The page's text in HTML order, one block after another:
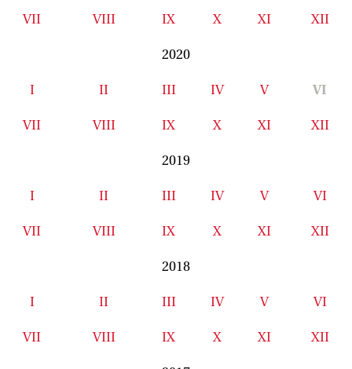
VII VIII IX X XI XII
2020
I II III IV V VI
VII VIII IX X XI XII
2019
I II III IV V VI
VII VIII IX X XI XII
2018
I II III IV V VI
VII VIII IX X XI XII